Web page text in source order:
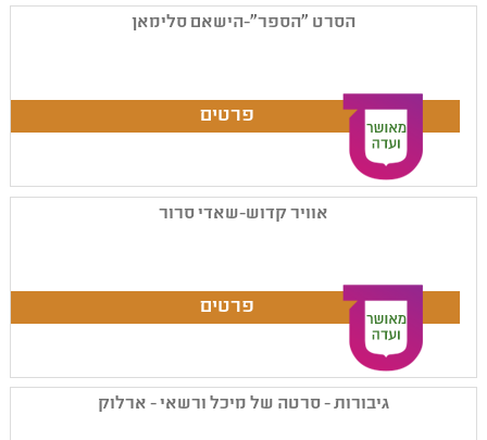
הסרט "הספר"-הישאם סלימאן
אוויר קדוש-שאדי סרור
גיבורות - סרטה של מיכל ורשאי - ארלוק